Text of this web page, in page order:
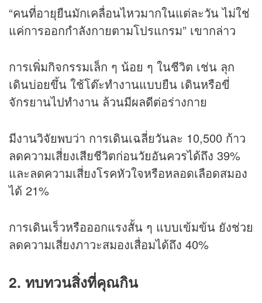
“คนที่อายุยืนมักเคลื่อนไหวมากในแต่ละวัน ไม่ใช่
แค่การออกกำลังกายตามโปรแกรม” เขากล่าว
การเพิ่มกิจกรรมเล็ก ๆ น้อย ๆ ในชีวิต เช่น ลุก
เดินบ่อยขึ้น ใช้โต๊ะทำงานแบบยืน เดินหรือขี่
จักรยานไปทำงาน ล้วนมีผลดีต่อร่างกาย
มีงานวิจัยพบว่า การเดินเฉลี่ยวันละ 10,500 ก้าว
ลดความเสี่ยงเสียชีวิตก่อนวัยอันควรได้ถึง 39%
และลดความเสี่ยงโรคหัวใจหรือหลอดเลือดสมอง
ได้ 21%
การเดินเร็วหรือออกแรงสั้น ๆ แบบเข้มข้น ยังช่วย
ลดความเสี่ยงภาวะสมองเสื่อมได้ถึง 40%
2. ทบทวนสิ่งที่คุณกิน